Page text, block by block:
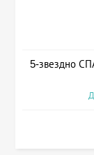
5-звездно